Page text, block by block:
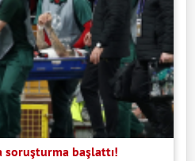
soruşturma başlattı!